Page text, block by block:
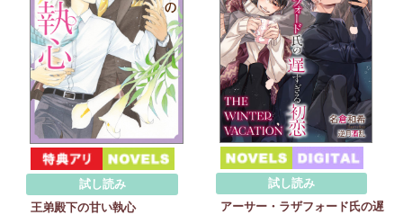
試し読み
王弟殿下の甘い執心
試し読み
アーサー・ラザフォード氏の遅